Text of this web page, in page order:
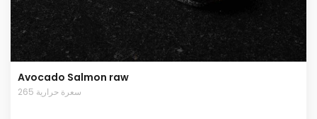
Avocado Salmon raw
265 سعرة حرارية